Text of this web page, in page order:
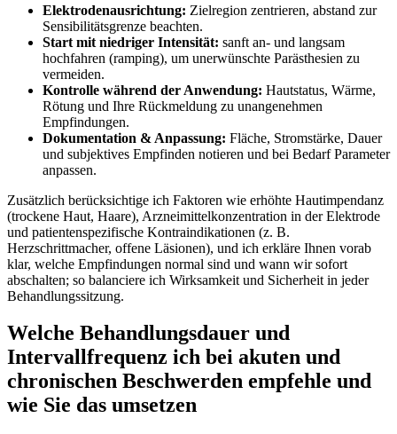
Elektrodenausrichtung: Zielregion‌ zentrieren, abstand zur
Sensibilitätsgrenze beachten.
Start mit niedriger Intensität: sanft an- und langsam
hochfahren​ (ramping), ⁣um unerwünschte Parästhesien zu
vermeiden.
Kontrolle während der ⁢Anwendung: ‍Hautstatus,⁢ Wärme,
Rötung und Ihre Rückmeldung zu unangenehmen
Empfindungen.
Dokumentation⁣ &‌ Anpassung: Fläche, Stromstärke, ‍Dauer
‌und subjektives Empfinden notieren und bei Bedarf Parameter
anpassen.
Zusätzlich ​berücksichtige ich Faktoren wie erhöhte ​Hautimpendanz
(trockene Haut, Haare), Arzneimittelkonzentration in der Elektrode
und patientenspezifische‌ Kontraindikationen (z. B.
Herzschrittmacher, offene Läsionen), und ich erkläre Ihnen vorab
klar, ⁤welche Empfindungen ⁤normal sind ⁢und wann wir sofort
abschalten; so‍ balanciere ich⁢ Wirksamkeit und⁤ Sicherheit ⁤in jeder
Behandlungssitzung.
Welche Behandlungsdauer und
Intervallfrequenz ich bei akuten und
chronischen Beschwerden empfehle und
wie Sie das umsetzen